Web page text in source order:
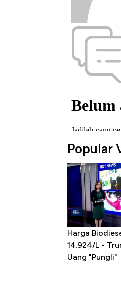
Popular
Harga
14.924/L -
Uang "Pungli"